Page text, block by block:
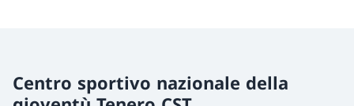
Centro sportivo nazionale della